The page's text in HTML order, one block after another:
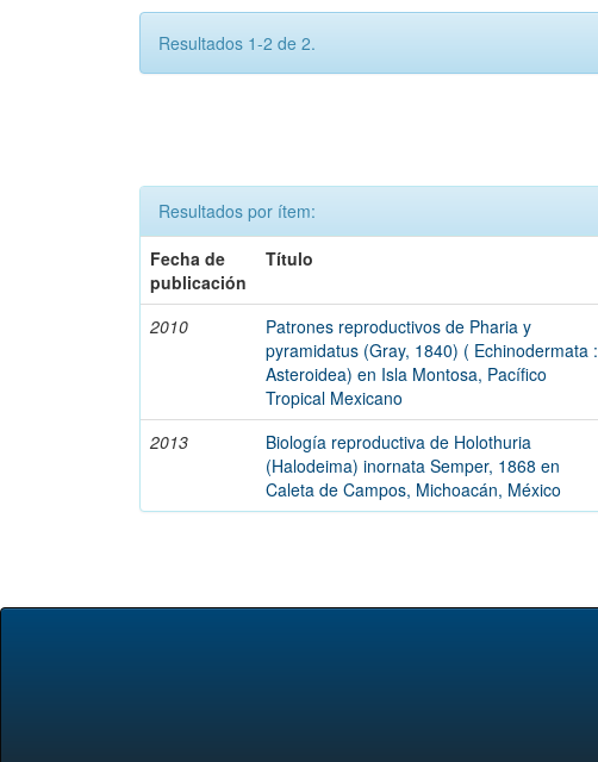
Resultados 1-2 de 2.
Resultados por ítem:
Fecha de
publicación
Título
2010
Patrones reproductivos de Pharia y
pyramidatus (Gray, 1840) ( Echinodermata :
Asteroidea) en Isla Montosa, Pacífico
Tropical Mexicano
2013
Biología reproductiva de Holothuria
(Halodeima) inornata Semper, 1868 en
Caleta de Campos, Michoacán, México